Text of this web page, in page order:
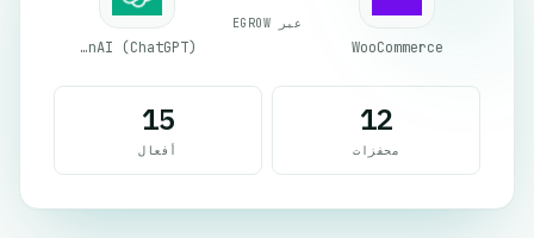
WooCommerce
عبر EGROW
OpenAI (ChatGPT)
12
محفزات
15
أفعال